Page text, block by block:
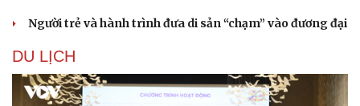
Người trẻ và hành trình đưa di sản “chạm” vào đương đại
DU LỊCH